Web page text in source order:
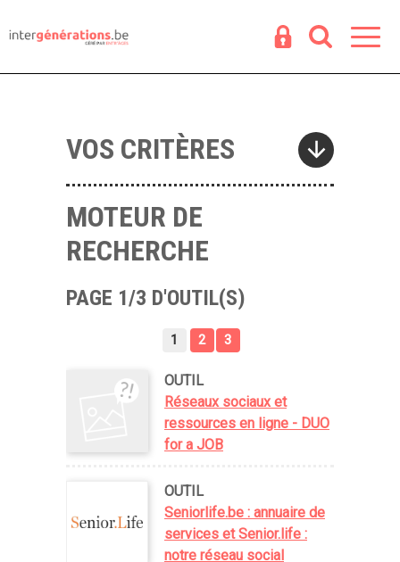
VOS CRITÈRES
MOTEUR DE
RECHERCHE
PAGE 1/3 D'OUTIL(S)
1 2 3
OUTIL
Réseaux sociaux et
ressources en ligne - DUO
for a JOB
OUTIL
Seniorlife.be : annuaire de
services et Senior.life :
notre réseau social